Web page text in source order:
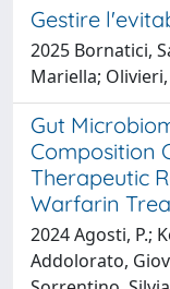
Gestire
2025 Bornatici,
Mariella;
Gut
Composition
Therapeutic
Warfarin
2024 Agosti, P.;
Addolorato,